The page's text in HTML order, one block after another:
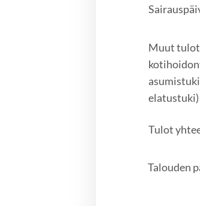
Muut tulot
elatustuki)
Tulot
Talouden